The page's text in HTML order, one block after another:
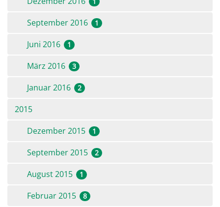
September 2016 1
Juni 2016 1
März 2016 3
Januar 2016 2
2015
Dezember 2015
1
September 2015 2
August 2015 1
Februar 2015 8